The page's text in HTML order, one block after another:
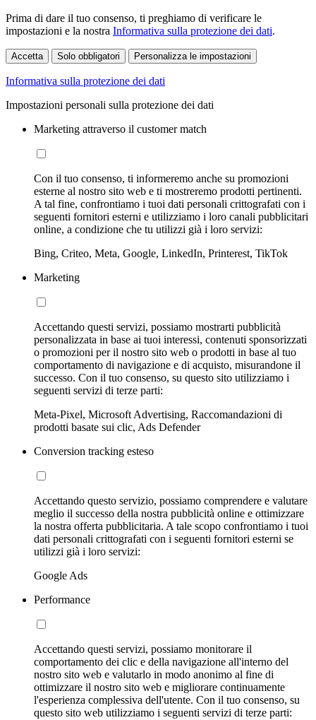
Prima di dare il tuo consenso, ti preghiamo di verificare le
impostazioni e la nostra Informativa sulla protezione dei dati.
Accetta Solo obbligatori Personalizza le impostazioni
Informativa sulla protezione dei dati
Impostazioni personali sulla protezione dei dati
Marketing attraverso il customer match
Con il tuo consenso, ti informeremo anche su promozioni
esterne al nostro sito web e ti mostreremo prodotti pertinenti.
A tal fine, confrontiamo i tuoi dati personali crittografati con i
seguenti fornitori esterni e utilizziamo i loro canali pubblicitari
online, a condizione che tu utilizzi già i loro servizi:
Bing, Criteo, Meta, Google, LinkedIn, Printerest, TikTok
Marketing
Accettando questi servizi, possiamo mostrarti pubblicità
personalizzata in base ai tuoi interessi, contenuti sponsorizzati
o promozioni per il nostro sito web o prodotti in base al tuo
comportamento di navigazione e di acquisto, misurandone il
successo. Con il tuo consenso, su questo sito utilizziamo i
seguenti servizi di terze parti:
Meta-Pixel, Microsoft Advertising, Raccomandazioni di
prodotti basate sui clic, Ads Defender
Conversion tracking esteso
Accettando questo servizio, possiamo comprendere e valutare
meglio il successo della nostra pubblicità online e ottimizzare
la nostra offerta pubblicitaria. A tale scopo confrontiamo i tuoi
dati personali crittografati con i seguenti fornitori esterni se
utilizzi già i loro servizi:
Google Ads
Performance
Accettando questi servizi, possiamo monitorare il
comportamento dei clic e della navigazione all'interno del
nostro sito web e valutarlo in modo anonimo al fine di
ottimizzare il nostro sito web e migliorare continuamente
l'esperienza complessiva dell'utente. Con il tuo consenso, su
questo sito web utilizziamo i seguenti servizi di terze parti: